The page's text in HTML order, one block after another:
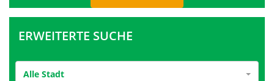
ERWEITERTE SUCHE
Alle Stadt